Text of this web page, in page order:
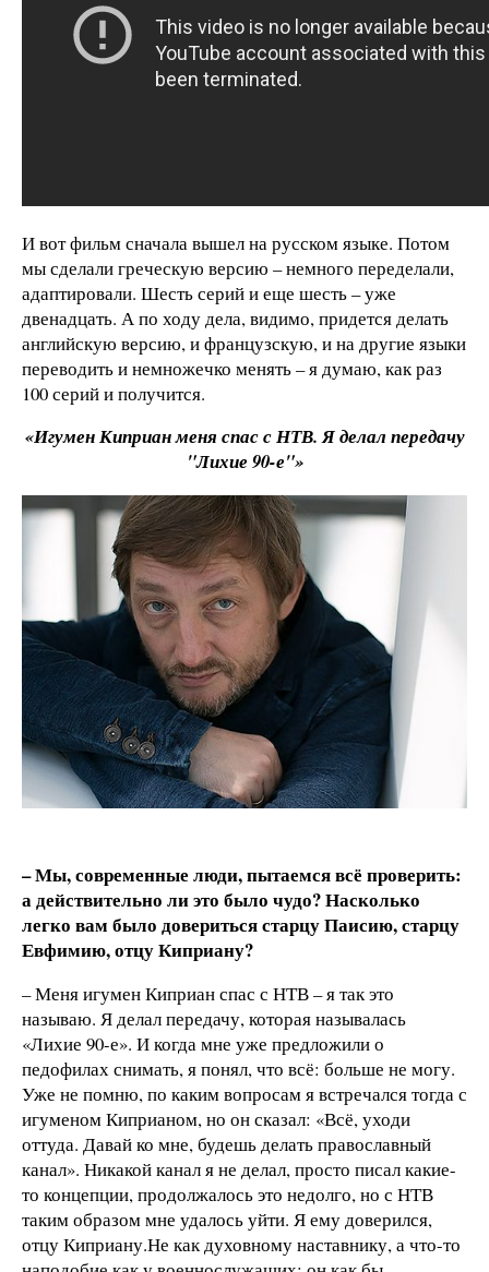
И вот фильм сначала вышел на русском языке. Потом
мы сделали греческую версию – немного переделали,
адаптировали. Шесть серий и еще шесть – уже
двенадцать. А по ходу дела, видимо, придется делать
английскую версию, и французскую, и на другие языки
переводить и немножечко менять – я думаю, как раз
100 серий и получится.
«Игумен Киприан меня спас с НТВ. Я делал передачу
"Лихие 90-е"»
– Мы, современные люди, пытаемся всё проверить:
а действительно ли это было чудо? Насколько
легко вам было довериться старцу Паисию, старцу
Евфимию, отцу Киприану?
– Меня игумен Киприан спас с НТВ – я так это
называю. Я делал передачу, которая называлась
«Лихие 90-е». И когда мне уже предложили о
педофилах снимать, я понял, что всё: больше не могу.
Уже не помню, по каким вопросам я встречался тогда с
игуменом Киприаном, но он сказал: «Всё, уходи
оттуда. Давай ко мне, будешь делать православный
канал». Никакой канал я не делал, просто писал какие-
то концепции, продолжалось это недолго, но с НТВ
таким образом мне удалось уйти. Я ему доверился,
отцу Киприану.Не как духовному наставнику, а что-то